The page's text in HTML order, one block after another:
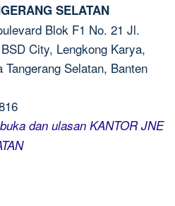
SELATAN
Blok F1 No. 21 Jl.
City, Lengkong Karya,
Selatan, Banten
dan ulasan KANTOR JNE